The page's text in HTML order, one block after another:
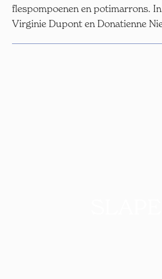
flespompoenen en potimarrons.
Virginie Dupont en Donatienne